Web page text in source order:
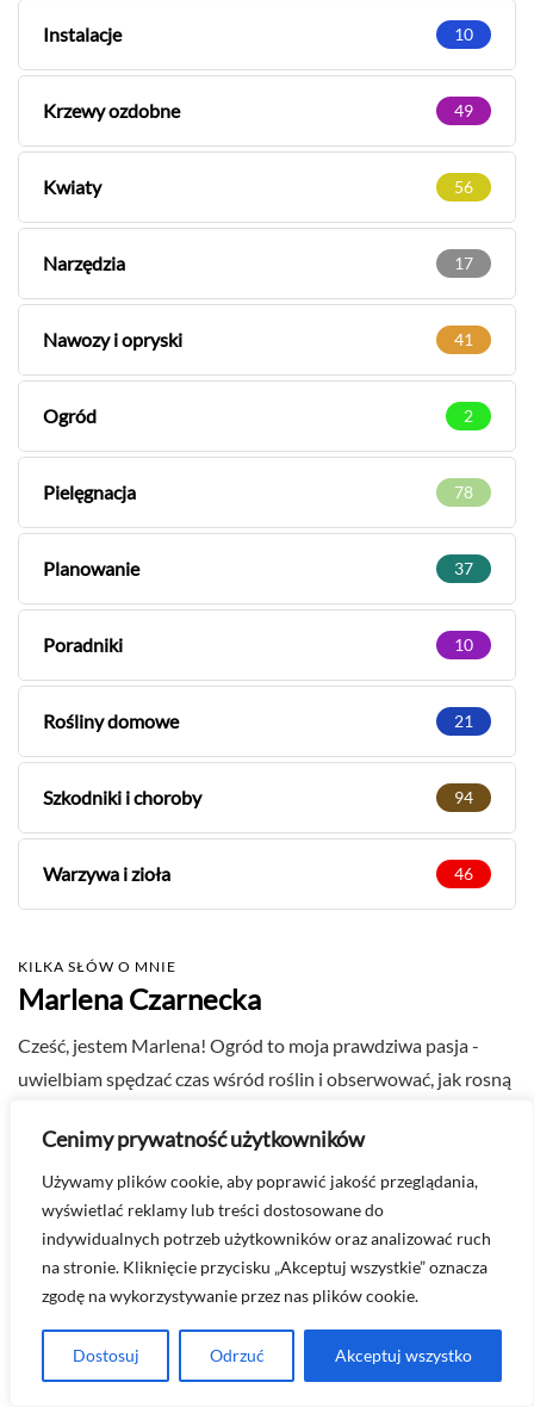
Cenimy prywatność użytkowników
Używamy plików cookie, aby poprawić jakość przeglądania,
wyświetlać reklamy lub treści dostosowane do
indywidualnych potrzeb użytkowników oraz analizować ruch
na stronie. Kliknięcie przycisku „Akceptuj wszystkie” oznacza
zgodę na wykorzystywanie przez nas plików cookie.
Dostosuj Odrzuć Akceptuj wszystko
Instalacje 10
Krzewy ozdobne 49
Kwiaty 56
Narzędzia 17
Nawozy i opryski 41
Ogród 2
Pielęgnacja 78
Planowanie 37
Poradniki 10
Rośliny domowe 21
Szkodniki i choroby 94
Warzywa i zioła 46
KILKA SŁÓW O MNIE
Marlena Czarnecka
Cześć, jestem Marlena! Ogród to moja prawdziwa pasja -
uwielbiam spędzać czas wśród roślin i obserwować, jak rosną
warzyw i ziół - po prostu nie mogę się oprzeć sadzeniu
nowych roślin za każdym razem, gdy mam okazję.
Ogrodnictwo to dla mnie nie tylko hobby, ale także sposób na
życie - nic nie może się równać z satysfakcją, jaką daje uprawa
własnych roślin. Pytania i współpraca na
kontakt@egardenion.pl